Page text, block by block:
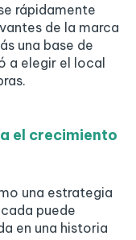
rápidamente
de la marca
una base de
a elegir el local
el crecimiento
una estrategia
puede
en una historia